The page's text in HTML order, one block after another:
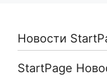
Новости
StartPage